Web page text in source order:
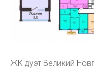
ЖК дуэт Великий